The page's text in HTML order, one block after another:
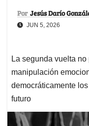
Por Jesús Darío
JUN 5, 2026
La segunda vuelta
manipulación
democráticamente
futuro